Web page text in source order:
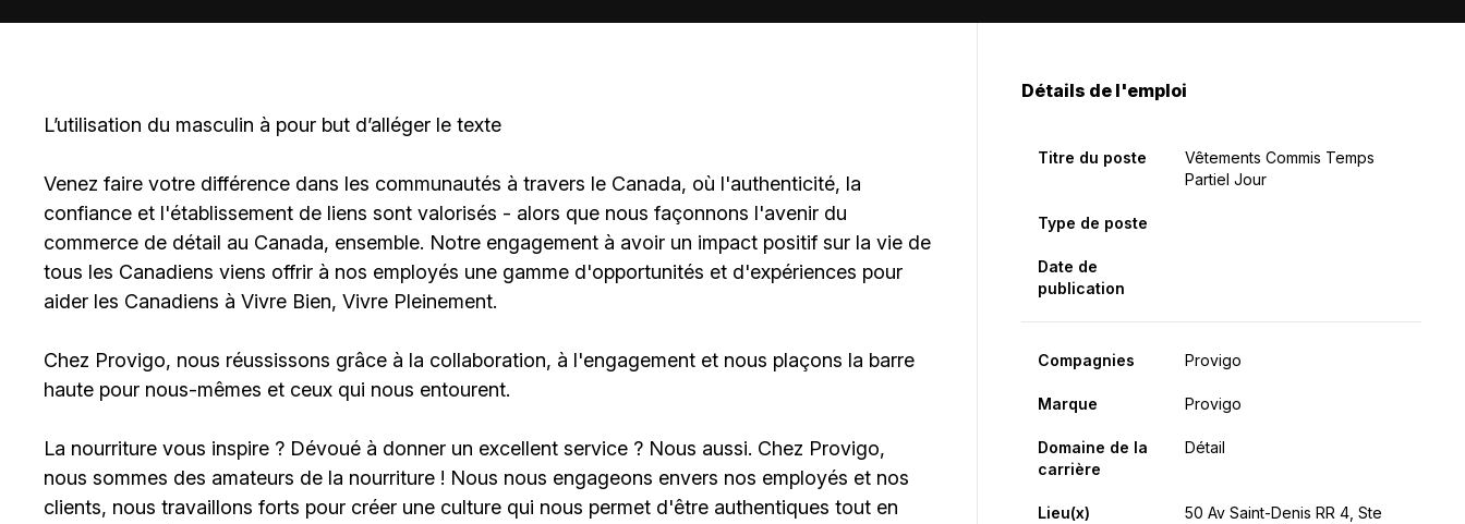
L’utilisation du masculin à pour but d’alléger le texte
Venez faire votre différence dans les communautés à travers le Canada, où l'authenticité, la
confiance et l'établissement de liens sont valorisés - alors que nous façonnons l'avenir du
commerce de détail au Canada, ensemble. Notre engagement à avoir un impact positif sur la vie de
tous les Canadiens viens offrir à nos employés une gamme d'opportunités et d'expériences pour
aider les Canadiens à Vivre Bien, Vivre Pleinement.
Chez Provigo, nous réussissons grâce à la collaboration, à l'engagement et nous plaçons la barre
haute pour nous-mêmes et ceux qui nous entourent.
La nourriture vous inspire ? Dévoué à donner un excellent service ? Nous aussi. Chez Provigo,
nous sommes des amateurs de la nourriture ! Nous nous engageons envers nos employés et nos
clients, nous travaillons forts pour créer une culture qui nous permet d'être authentiques tout en
Détails de l'emploi
Titre du poste
Vêtements Commis Temps
Partiel Jour
Type de poste
Date de
publication
Compagnies Provigo
Marque Provigo
Domaine de la
carrière
Détail
Lieu(x)
50 Av Saint-Denis RR 4, Ste